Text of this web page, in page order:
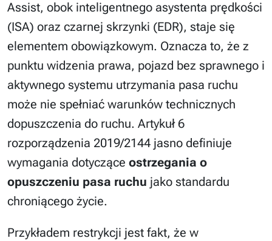
Assist, obok inteligentnego asystenta prędkości
(ISA) oraz czarnej skrzynki (EDR), staje się
elementem obowiązkowym. Oznacza to, że z
punktu widzenia prawa, pojazd bez sprawnego i
aktywnego systemu utrzymania pasa ruchu
może nie spełniać warunków technicznych
dopuszczenia do ruchu. Artykuł 6
rozporządzenia 2019/2144 jasno definiuje
wymagania dotyczące ostrzegania o
opuszczeniu pasa ruchu jako standardu
chroniącego życie.
Przykładem restrykcji jest fakt, że w